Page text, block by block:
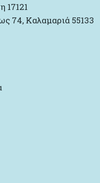
17121
74, Καλαμαριά 55133